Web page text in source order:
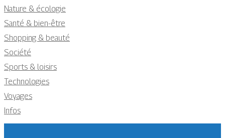
Nature & écologie
Santé & bien-être
Shopping & beauté
Société
Sports & loisirs
Technologies
Voyages
Infos